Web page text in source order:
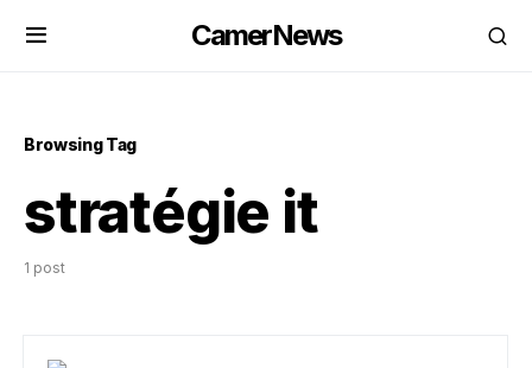
CamerNews
Browsing Tag
stratégie it
1 post